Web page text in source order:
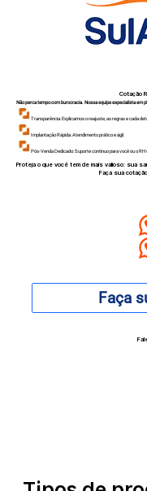
Cotação
Não perca tempo com burocracia. Nossa equipe especialista em
Transparência: Explicamos o reajuste, as regras e cada
Implantação Rápida: Atendimento prático e ágil.
Pós-Venda Dedicado: Suporte contínuo para você ou o RH
Proteja o que você tem de mais valioso: sua
Faça sua
Faça